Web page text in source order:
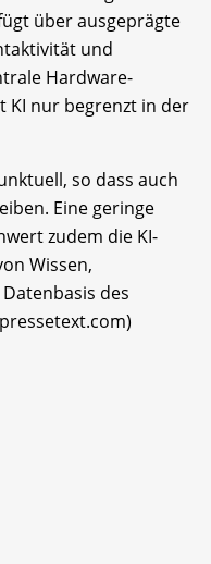
über ausgeprägte
und
Hardware-
KI nur begrenzt in der
so dass auch
Eine geringe
zudem die KI-
Wissen,
des